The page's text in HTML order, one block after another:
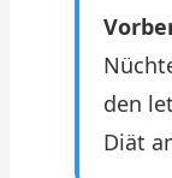
den
Diät